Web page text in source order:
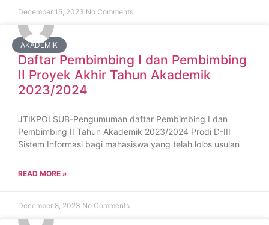
December 15, 2023 No Comments
AKADEMIK
Daftar Pembimbing I dan Pembimbing
II Proyek Akhir Tahun Akademik
2023/2024
JTIKPOLSUB-Pengumuman daftar Pembimbing I dan
Pembimbing II Tahun Akademik 2023/2024 Prodi D-III
Sistem Informasi bagi mahasiswa yang telah lolos usulan
READ MORE »
December 8, 2023 No Comments